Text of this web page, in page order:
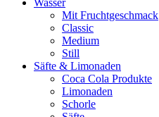
Wasser
Mit Fruchtgeschmack
Classic
Medium
Still
Säfte & Limonaden
Coca Cola Produkte
Limonaden
Schorle